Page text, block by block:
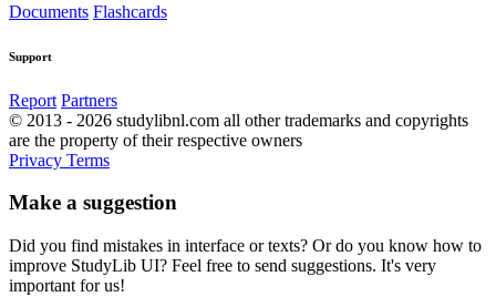
Documents Flashcards
Support
Report Partners
© 2013 - 2026 studylibnl.com all other trademarks and copyrights
are the property of their respective owners
Privacy Terms
Make a suggestion
Did you find mistakes in interface or texts? Or do you know how to
improve StudyLib UI? Feel free to send suggestions. It's very
important for us!